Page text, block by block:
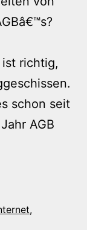
ist richtig,
schon seit
AGB